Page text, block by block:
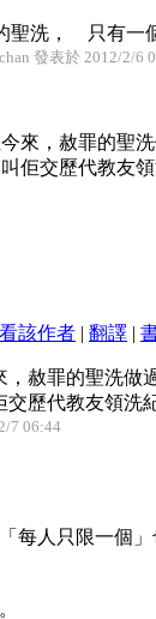
聖洗， 只有一
發表於 2012/2/6
來，赦罪的聖洗
佢交歷代教友
該作者 | 翻譯 |
赦罪的聖洗做
交歷代教友領洗
7 06:44
每人只限一個」